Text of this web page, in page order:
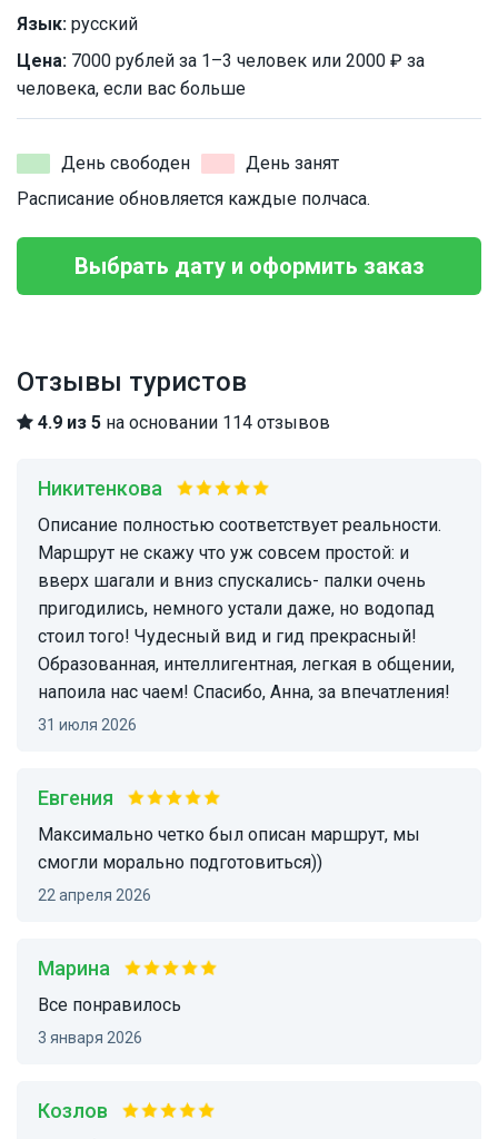
Язык: русский
Цена: 7000 рублей за 1–3 человек или 2000 ₽ за
человека, если вас больше
День свободен
День занят
Расписание обновляется каждые полчаса.
Выбрать дату и оформить заказ
Отзывы туристов
4.9 из 5 на основании 114 отзывов
Никитенкова
Описание полностью соответствует реальности.
Маршрут не скажу что уж совсем простой: и
вверх шагали и вниз спускались- палки очень
пригодились, немного устали даже, но водопад
стоил того! Чудесный вид и гид прекрасный!
Образованная, интеллигентная, легкая в общении,
напоила нас чаем! Спасибо, Анна, за впечатления!
31 июля 2026
Евгения
максимально четко был описан маршрут, мы
смогли морально подготовиться))
22 апреля 2026
Марина
Все понравилось
3 января 2026
Козлов